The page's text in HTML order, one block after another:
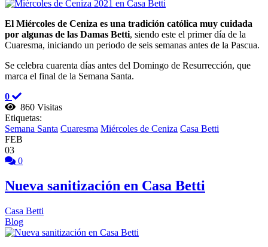
El Miércoles de Ceniza es una tradición católica muy cuidada
por algunas de las Damas Betti, siendo este el primer día de la
Cuaresma, iniciando un periodo de seis semanas antes de la Pascua.
Se celebra cuarenta días antes del Domingo de Resurrección, que
marca el final de la Semana Santa.
0
860 Visitas
Etiquetas:
Semana Santa Cuaresma Miércoles de Ceniza Casa Betti
FEB
03
0
Nueva sanitización en Casa Betti
Casa Betti
Blog